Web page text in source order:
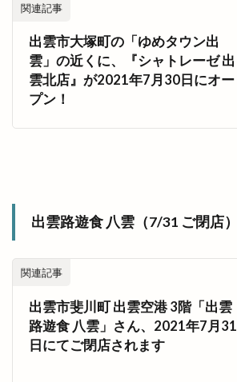
関連記事
出雲市大塚町の「ゆめタウン出
雲」の近くに、『シャトレーゼ 出
雲北店』が2021年7月30日にオー
プン！
出雲路遊食 八雲（7/31 ご閉店）
関連記事
出雲市斐川町 出雲空港 3階「出雲
路遊食 八雲」さん、2021年7月31
日にてご閉店されます